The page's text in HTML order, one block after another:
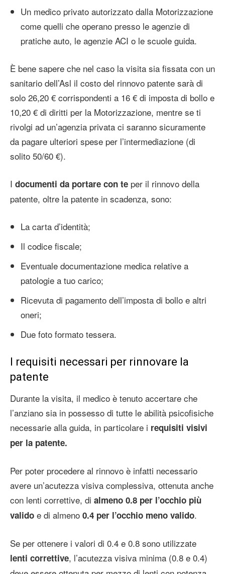
Un medico privato autorizzato dalla Motorizzazione
come quelli che operano presso le agenzie di
pratiche auto, le agenzie ACI o le scuole guida.
È bene sapere che nel caso la visita sia fissata con un
sanitario dell’Asl il costo del rinnovo patente sarà di
solo 26,20 € corrispondenti a 16 € di imposta di bollo e
10,20 € di diritti per la Motorizzazione, mentre se ti
rivolgi ad un’agenzia privata ci saranno sicuramente
da pagare ulteriori spese per l’intermediazione (di
solito 50/60 €).
I documenti da portare con te per il rinnovo della
patente, oltre la patente in scadenza, sono:
La carta d’identità;
Il codice fiscale;
Eventuale documentazione medica relative a
patologie a tuo carico;
Ricevuta di pagamento dell’imposta di bollo e altri
oneri;
Due foto formato tessera.
I requisiti necessari per rinnovare la
patente
Durante la visita, il medico è tenuto accertare che
l’anziano sia in possesso di tutte le abilità psicofisiche
necessarie alla guida, in particolare i requisiti visivi
per la patente.
Per poter procedere al rinnovo è infatti necessario
avere un’acutezza visiva complessiva, ottenuta anche
con lenti correttive, di almeno 0.8 per l’occhio più
valido e di almeno 0.4 per l’occhio meno valido.
Se per ottenere i valori di 0.4 e 0.8 sono utilizzate
lenti correttive, l’acutezza visiva minima (0.8 e 0.4)